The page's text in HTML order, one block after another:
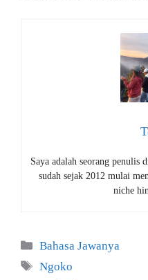
Saya adalah seorang penulis
sudah sejak 2012 mulai
niche
Kategori
Bahasa Jawanya
Tag
Ngoko